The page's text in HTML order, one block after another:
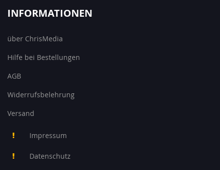
INFORMATIONEN
über ChrisMedia
Hilfe bei Bestellungen
AGB
Widerrufsbelehrung
Versand
Impressum
Datenschutz